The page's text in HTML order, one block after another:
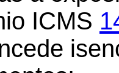
ICMS